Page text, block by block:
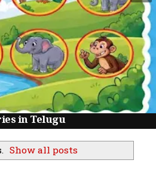
in Telugu
. Show all posts